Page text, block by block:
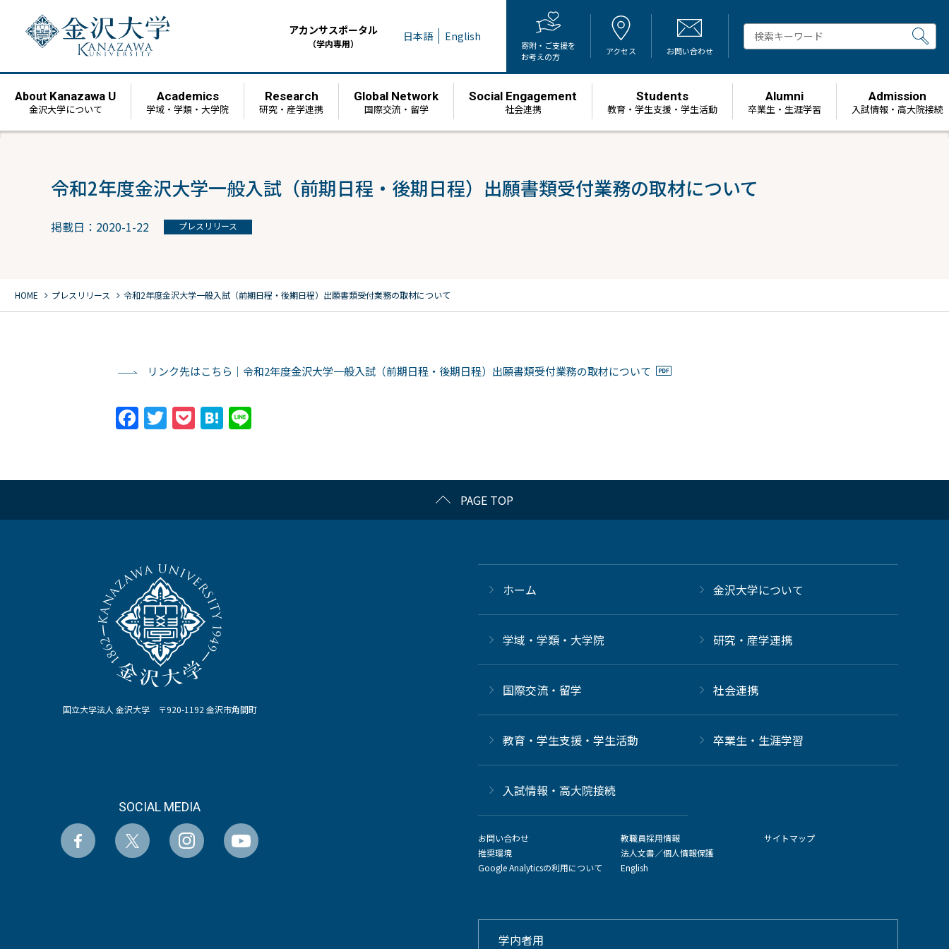
アカンサスポータル
（学内専用） 日本語 English
寄附・ご支援を
お考えの方
アクセス お問い合わせ
About Kanazawa U
金沢大学について
Academics
学域・学類・大学院
Research
研究・産学連携
Global Network
国際交流・留学
Social Engagement
社会連携
Students
教育・学生支援・学生活動
Alumni
卒業生・生涯学習
Admission
⼊試情報・高大院接続
令和2年度金沢大学一般入試（前期日程・後期日程）出願書類受付業務の取材について
掲載日：2020-1-22 プレスリリース
HOME chevron_right プレスリリース chevron_right 令和2年度金沢大学一般入試（前期日程・後期日程）出願書類受付業務の取材について
リンク先はこちら｜令和2年度金沢大学一般入試（前期日程・後期日程）出願書類受付業務の取材について
Facebook
Twitter
PocketHatena
PAGE TOP
国立大学法人 金沢大学 〒920-1192 金沢市角間町
SOCIAL MEDIA
ホーム 金沢大学について
学域・学類・大学院 研究・産学連携
国際交流・留学 社会連携
教育・学生支援・学生活動 卒業生・生涯学習
⼊試情報・高大院接続
お問い合わせ
推奨環境
Google Analyticsの利用について
教職員採用情報
法人文書／個人情報保護
English
サイトマップ
学内者用